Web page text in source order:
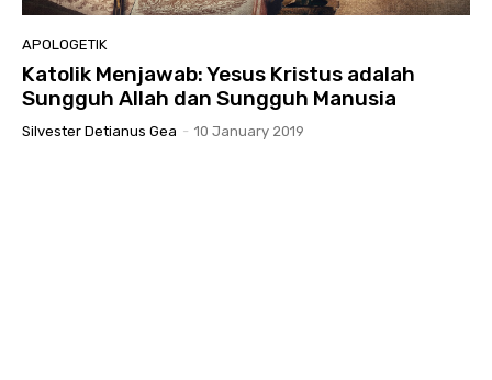
APOLOGETIK
Katolik Menjawab: Yesus Kristus adalah
Sungguh Allah dan Sungguh Manusia
Silvester Detianus Gea - 10 January 2019